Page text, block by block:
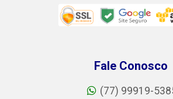
Fale Conosco
(77) 99919-